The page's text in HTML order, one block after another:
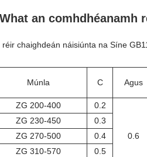
an comhdhéanamh
réir chaighdeán náisiúnta na Síne
Múnla C Agus
ZG 200-400
0.2
0.6
ZG 230-450 0.3
ZG 270-500
0.4
ZG 310-570
0.5